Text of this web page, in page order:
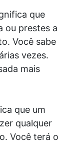
que
ou prestes a
Você sabe
vezes.
mais
que um
qualquer
Você terá o